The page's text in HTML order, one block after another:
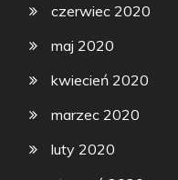
czerwiec 2020
maj 2020
kwiecień 2020
marzec 2020
luty 2020